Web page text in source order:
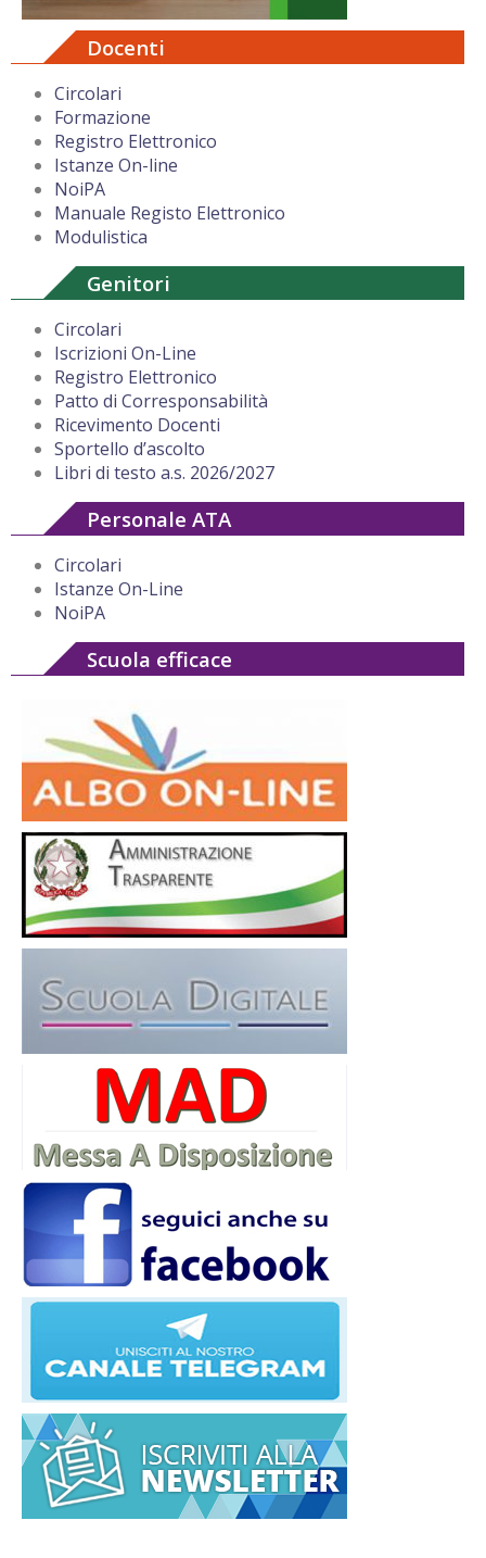
Docenti
Circolari
Formazione
Registro Elettronico
Istanze On-line
NoiPA
Manuale Registo Elettronico
Modulistica
Genitori
Circolari
Iscrizioni On-Line
Registro Elettronico
Patto di Corresponsabilità
Ricevimento Docenti
Sportello d’ascolto
Libri di testo a.s. 2026/2027
Personale ATA
Circolari
Istanze On-Line
NoiPA
Scuola efficace